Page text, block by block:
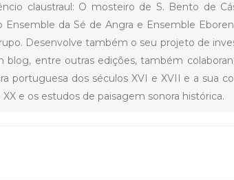
claustraul: O mosteiro de S. Bento de
Ensemble da Sé de Angra e Ensemble
Desenvolve também o seu projeto de
entre outras edições, também
portuguesa dos séculos XVI e XVII e a sua
e os estudos de paisagem sonora histórica.